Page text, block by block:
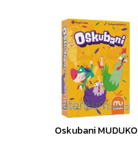
Oskubani MUDUKO